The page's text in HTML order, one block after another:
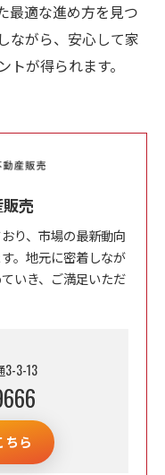
最適な進め方を見つ
ながら、安心して家
が得られます。
売
り、市場の最新動向
。地元に密着しなが
いき、ご満足いただ
3-13
ちら